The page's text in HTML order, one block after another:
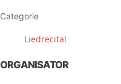
Categorie
Liedrecital
ORGANISATOR